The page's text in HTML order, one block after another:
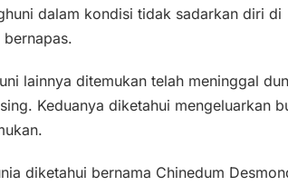
dalam kondisi tidak sadarkan diri di
bernapas.
lainnya ditemukan telah meninggal
Keduanya diketahui mengeluarkan
diketahui bernama Chinedum